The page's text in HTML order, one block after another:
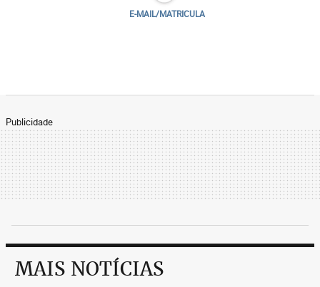
E-MAIL/MATRICULA
Publicidade
MAIS NOTÍCIAS